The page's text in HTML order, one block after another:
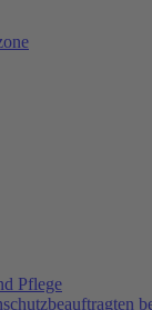
Pflege